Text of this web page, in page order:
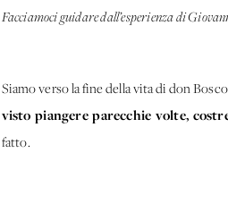
Facciamoci guidare dall’esperienza di
Siamo verso la fine della vita di don
visto piangere parecchie volte,
fatto.